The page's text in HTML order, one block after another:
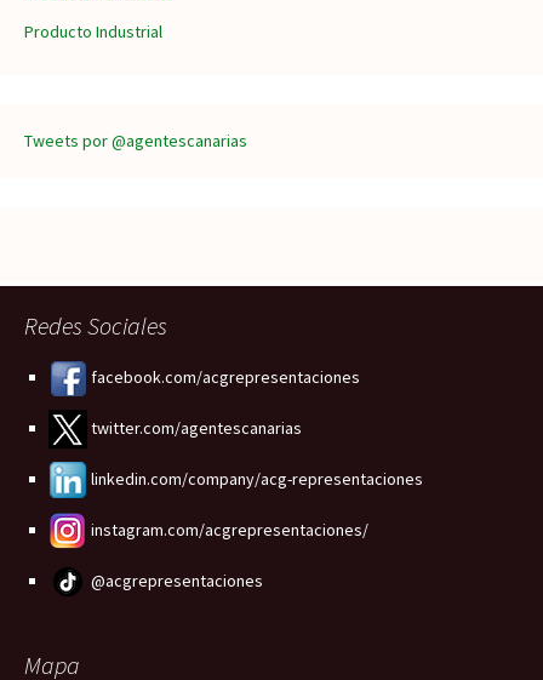
Producto Industrial
Tweets por @agentescanarias
Redes Sociales
facebook.com/acgrepresentaciones
twitter.com/agentescanarias
linkedin.com/company/acg-representaciones
instagram.com/acgrepresentaciones/
@acgrepresentaciones
Mapa